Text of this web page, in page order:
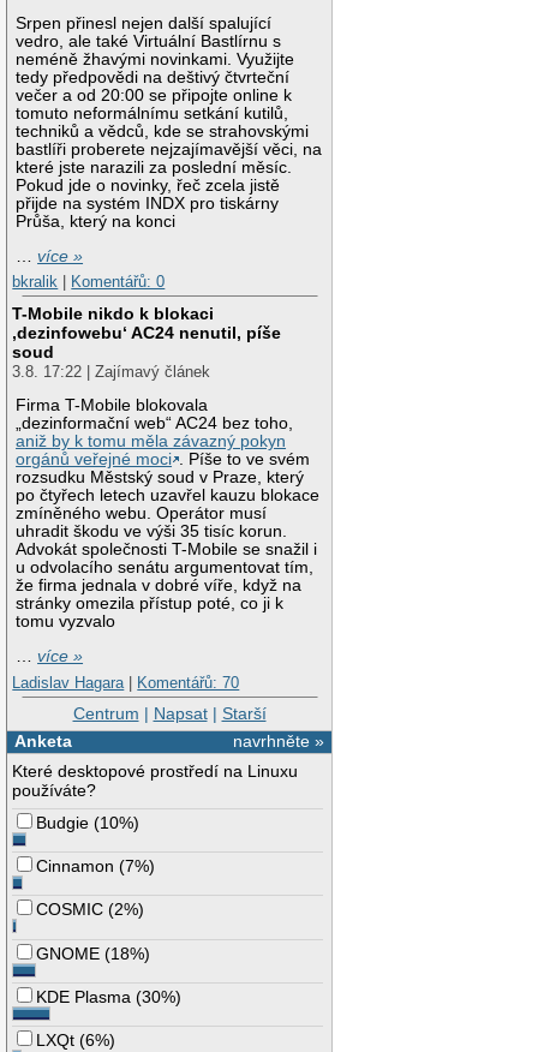
Srpen přinesl nejen další spalující
vedro, ale také Virtuální Bastlírnu s
neméně žhavými novinkami. Využijte
tedy předpovědi na deštivý čtvrteční
večer a od 20:00 se připojte online k
tomuto neformálnímu setkání kutilů,
techniků a vědců, kde se strahovskými
bastlíři proberete nejzajímavější věci, na
které jste narazili za poslední měsíc.
Pokud jde o novinky, řeč zcela jistě
přijde na systém INDX pro tiskárny
Průša, který na konci
…více »
bkralik
Komentářů: 0
T-Mobile nikdo k blokaci
‚dezinfowebu‘ AC24 nenutil, píše
soud
3.8. 17:22 | Zajímavý článek
Firma T-Mobile blokovala
„dezinformační web“ AC24 bez toho,
aniž by k tomu měla závazný pokyn
orgánů veřejné moci . Píše to ve svém
rozsudku Městský soud v Praze, který
po čtyřech letech uzavřel kauzu blokace
zmíněného webu. Operátor musí
uhradit škodu ve výši 35 tisíc korun.
Advokát společnosti T-Mobile se snažil i
u odvolacího senátu argumentovat tím,
že firma jednala v dobré víře, když na
stránky omezila přístup poté, co ji k
tomu vyzvalo
…více »
Ladislav Hagara | Komentářů: 70
Centrum | Napsat| Starší
navrhněte »
Anketa
Které desktopové prostředí na Linuxu
používáte?
Budgie (10%)
Cinnamon (7%)
COSMIC (2%)
GNOME (18%)
KDE Plasma (30%)
LXQt (6%)